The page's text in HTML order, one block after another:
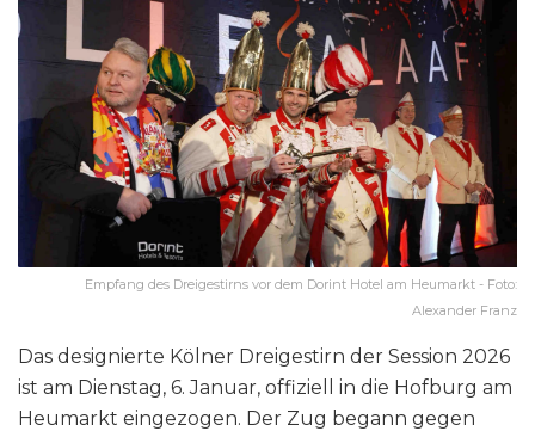
Empfang des Dreigestirns vor dem Dorint Hotel am Heumarkt - Foto:
Alexander Franz
Das designierte Kölner Dreigestirn der Session 2026
ist am Dienstag, 6. Januar, offiziell in die Hofburg am
Heumarkt eingezogen. Der Zug begann gegen